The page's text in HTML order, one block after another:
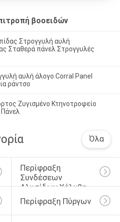
βοοειδών
Στρογγυλή αυλή
Σταθερά πάνελ Στρογγυλές
αυλή άλογο Corral Panel
ράντσο
Ζυγισμένο Κτηνοτροφείο
Όλα
Περίφραξη
Συνδέσεων
Αλυσίδων Χάλυβα
Περίφραξη Πύργων